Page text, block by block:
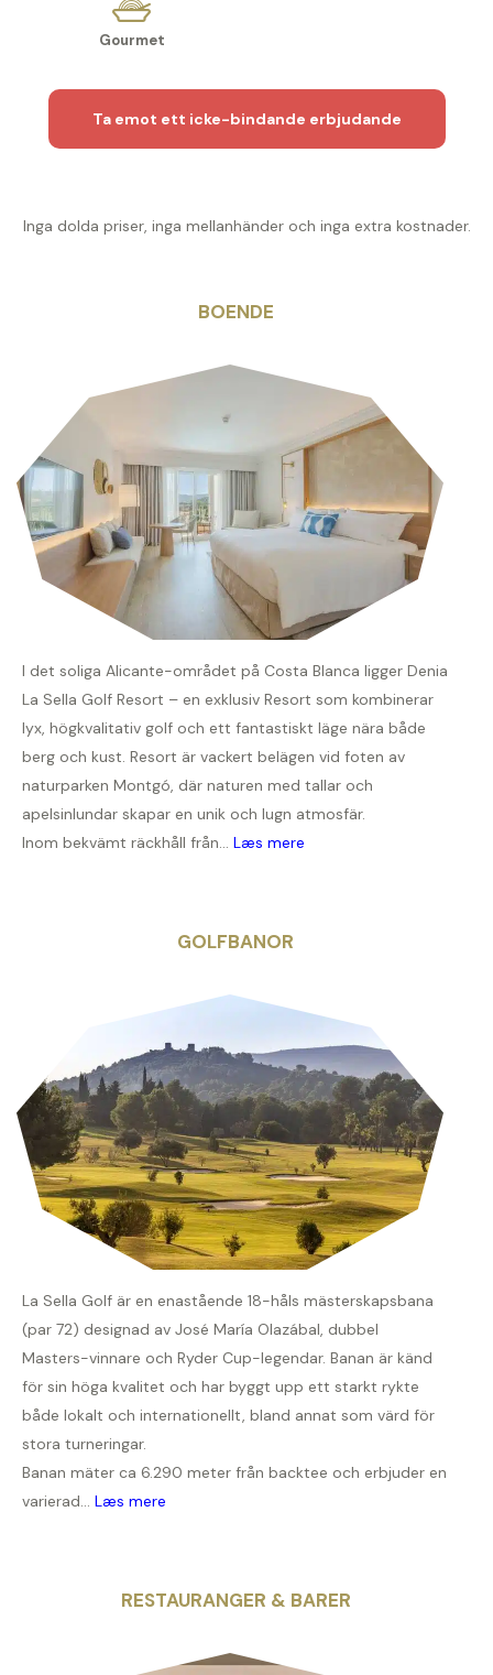
Gourmet
Ta emot ett icke-bindande erbjudande
Inga dolda priser, inga mellanhänder och inga extra kostnader.
BOENDE
I det soliga Alicante-området på Costa Blanca ligger Denia
La Sella Golf Resort – en exklusiv Resort som kombinerar
lyx, högkvalitativ golf och ett fantastiskt läge nära både
berg och kust. Resort är vackert belägen vid foten av
naturparken Montgó, där naturen med tallar och
apelsinlundar skapar en unik och lugn atmosfär.
Inom bekvämt räckhåll från... Læs mere
GOLFBANOR
La Sella Golf är en enastående 18-håls mästerskapsbana
(par 72) designad av José María Olazábal, dubbel
Masters-vinnare och Ryder Cup-legendar. Banan är känd
för sin höga kvalitet och har byggt upp ett starkt rykte
både lokalt och internationellt, bland annat som värd för
stora turneringar.
Banan mäter ca 6.290 meter från backtee och erbjuder en
varierad... Læs mere
RESTAURANGER & BARER